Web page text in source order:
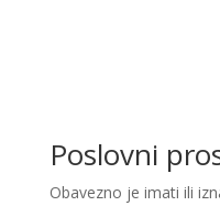
Poslovni
Obavezno je imati ili